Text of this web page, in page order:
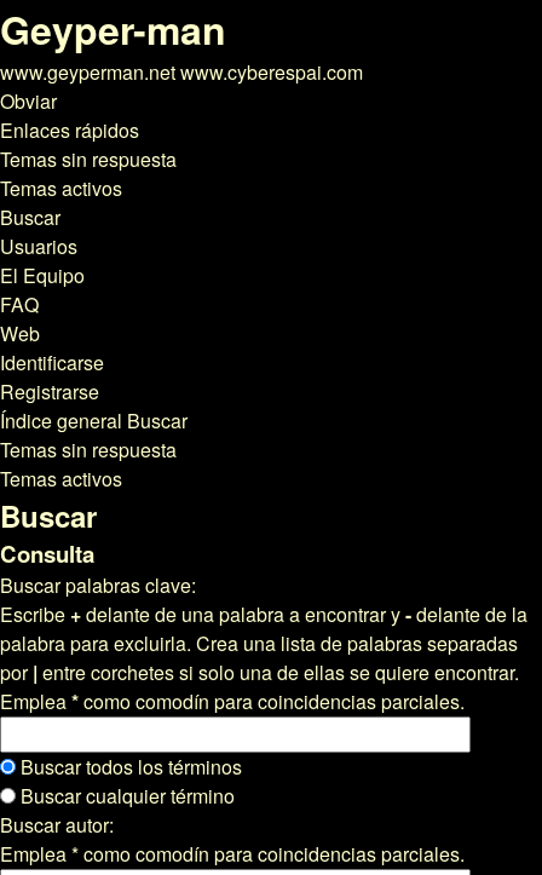
Geyper-man
www.geyperman.net www.cyberespai.com
Obviar
Enlaces rápidos
Temas sin respuesta
Temas activos
Buscar
Usuarios
El Equipo
FAQ
Web
Identificarse
Registrarse
Índice general Buscar
Temas sin respuesta
Temas activos
Buscar
Consulta
Buscar palabras clave:
Escribe +delante de una palabra a encontrar y-delante de la
palabra para excluirla. Crea una lista de palabras separadas
por| entre corchetes si solo una de ellas se quiere encontrar.
Emplea*como comodín para coincidencias parciales.
Buscar todos los términos
Buscar cualquier término
Buscar autor:
Emplea * como comodín para coincidencias parciales.